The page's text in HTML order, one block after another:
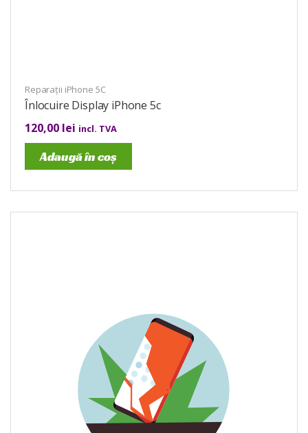
Reparații iPhone 5C
Înlocuire Display iPhone 5c
120,00 lei incl. TVA
Adaugă în coș